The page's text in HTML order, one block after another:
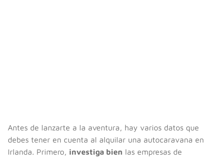
Antes de lanzarte a la aventura, hay varios datos que
debes tener en cuenta al alquilar una autocaravana en
Irlanda. Primero, investiga bien las empresas de